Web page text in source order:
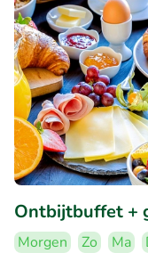
Ontbijtbuffet +
Morgen Zo Ma